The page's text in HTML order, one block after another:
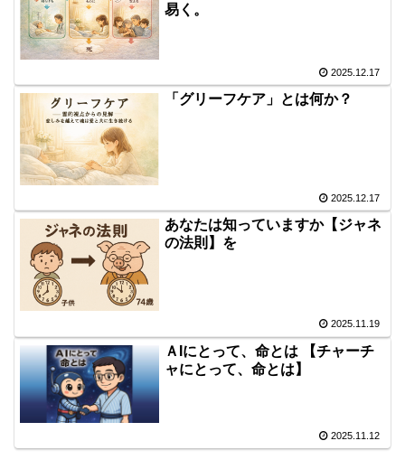
易く。
2025.12.17
「グリーフケア」とは何か？
2025.12.17
あなたは知っていますか【ジャネ
の法則】を
2025.11.19
ＡIにとって、命とは 【チャーチ
ャにとって、命とは】
2025.11.12